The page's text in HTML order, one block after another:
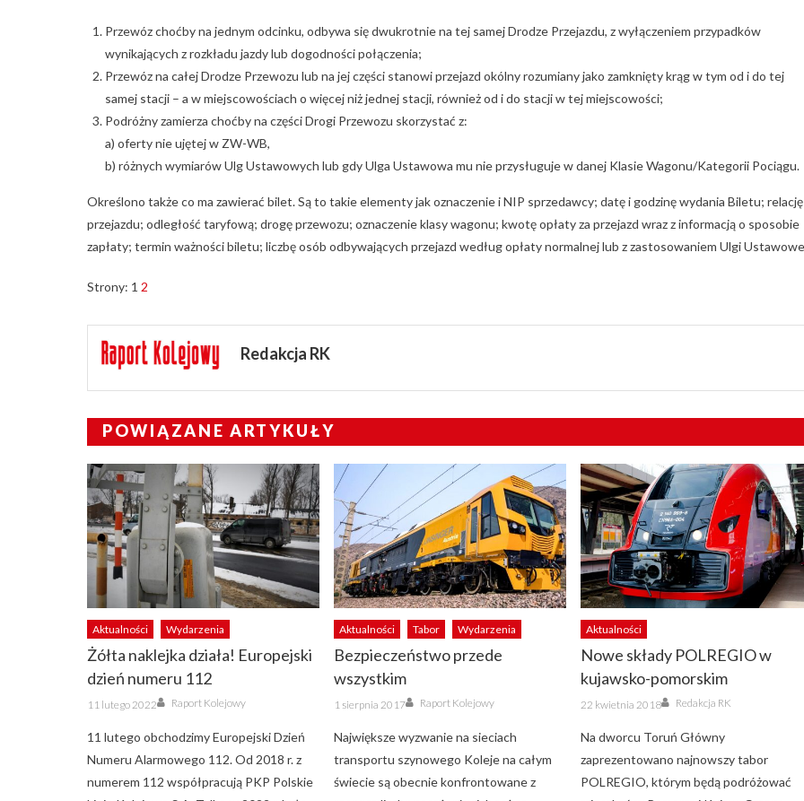
Przewóz choćby na jednym odcinku, odbywa się dwukrotnie na tej samej Drodze Przejazdu, z wyłączeniem przypadków
wynikających z rozkładu jazdy lub dogodności połączenia;
Przewóz na całej Drodze Przewozu lub na jej części stanowi przejazd okólny rozumiany jako zamknięty krąg w tym od i do tej
samej stacji – a w miejscowościach o więcej niż jednej stacji, również od i do stacji w tej miejscowości;
Podróżny zamierza choćby na części Drogi Przewozu skorzystać z:
a) oferty nie ujętej w ZW-WB,
b) różnych wymiarów Ulg Ustawowych lub gdy Ulga Ustawowa mu nie przysługuje w danej Klasie Wagonu/Kategorii Pociągu.
Określono także co ma zawierać bilet. Są to takie elementy jak oznaczenie i NIP sprzedawcy; datę i godzinę wydania Biletu; relację
przejazdu; odległość taryfową; drogę przewozu; oznaczenie klasy wagonu; kwotę opłaty za przejazd wraz z informacją o sposobie
zapłaty; termin ważności biletu; liczbę osób odbywających przejazd według opłaty normalnej lub z zastosowaniem Ulgi
Strony: 1 2
Redakcja RK
POWIĄZANE ARTYKUŁY
Aktualności Wydarzenia
Żółta naklejka działa! Europejski
dzień numeru 112
Posted
on
11 lutego 2022 Author
Raport Kolejowy
11 lutego obchodzimy Europejski Dzień
Numeru Alarmowego 112. Od 2018 r. z
numerem 112 współpracują PKP Polskie
Aktualności Tabor Wydarzenia
Bezpieczeństwo przede
wszystkim
Posted
on
1 sierpnia 2017 Author
Raport Kolejowy
Największe wyzwanie na sieciach
transportu szynowego Koleje na całym
świecie są obecnie konfrontowane z
Aktualności
Nowe składy POLREGIO w
kujawsko-pomorskim
Posted
on
22 kwietnia 2018 Author
Redakcja RK
Na dworcu Toruń Główny
zaprezentowano najnowszy tabor
POLREGIO, którym będą podróżować